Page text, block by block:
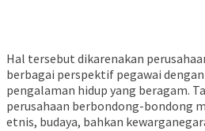
Hal tersebut dikarenakan
berbagai perspektif pegawai
pengalaman hidup yang beragam.
perusahaan berbondong-bondong
etnis, budaya, bahkan